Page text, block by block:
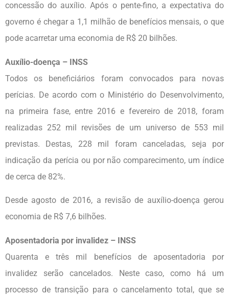
concessão do auxílio. Após o pente-fino, a expectativa do
governo é chegar a 1,1 milhão de benefícios mensais, o que
pode acarretar uma economia de R$ 20 bilhões.
Auxílio-doença – INSS
Todos os beneficiários foram convocados para novas
perícias. De acordo com o Ministério do Desenvolvimento,
na primeira fase, entre 2016 e fevereiro de 2018, foram
realizadas 252 mil revisões de um universo de 553 mil
previstas. Destas, 228 mil foram canceladas, seja por
indicação da perícia ou por não comparecimento, um índice
de cerca de 82%.
Desde agosto de 2016, a revisão de auxílio-doença gerou
economia de R$ 7,6 bilhões.
Aposentadoria por invalidez – INSS
Quarenta e três mil benefícios de aposentadoria por
invalidez serão cancelados. Neste caso, como há um
processo de transição para o cancelamento total, que se